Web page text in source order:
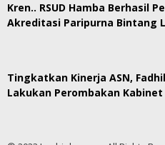
Kren.. RSUD Hamba Berhasil
Akreditasi Paripurna Bintang
Tingkatkan Kinerja ASN,
Lakukan Perombakan Kabinet